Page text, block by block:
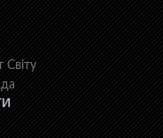
Світу